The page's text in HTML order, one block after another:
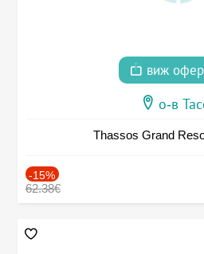
виж
о-в
Thassos Grand
-15%
62.38€